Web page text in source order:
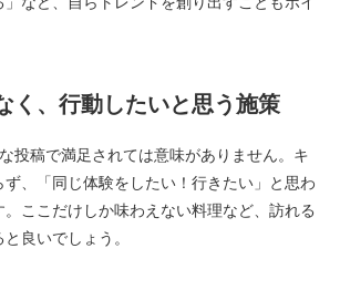
く、行動したいと思う施策
投稿で満足されては意味がありません。キ
ず、「同じ体験をしたい！行きたい」と思わ
ここだけしか味わえない料理など、訪れる
良いでしょう。